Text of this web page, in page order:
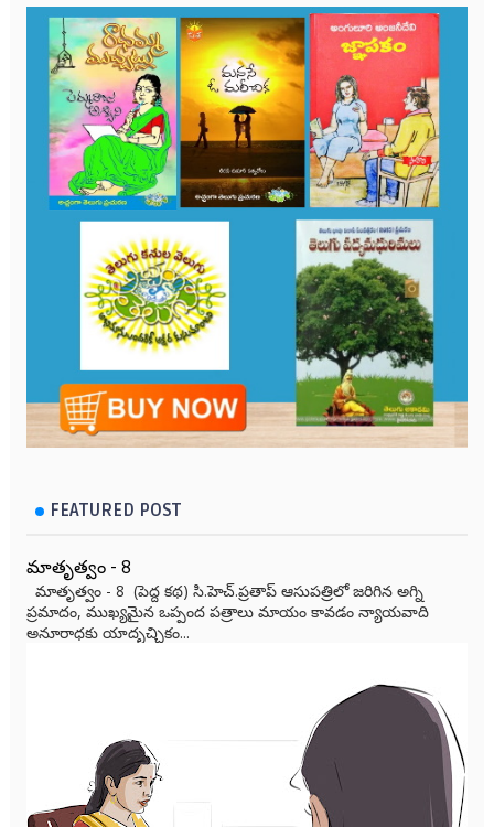
FEATURED POST
మాతృత్వం - 8
మాతృత్వం - 8 (పెద్ద కథ) సి.హెచ్.ప్రతాప్ ఆసుపత్రిలో జరిగిన అగ్ని
ప్రమాదం, ముఖ్యమైన ఒప్పంద పత్రాలు మాయం కావడం న్యాయవాది
అనూరాధకు యాదృచ్ఛికం...